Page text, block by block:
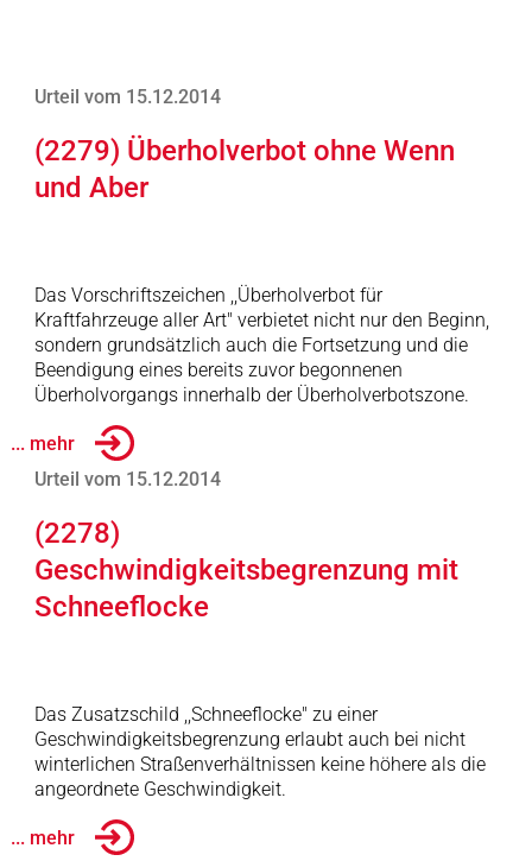
Urteil vom 15.12.2014
(2279) Überholverbot ohne Wenn
und Aber
Das Vorschriftszeichen ,,Überholverbot für
Kraftfahrzeuge aller Art" verbietet nicht nur den Beginn,
sondern grundsätzlich auch die Fortsetzung und die
Beendigung eines bereits zuvor begonnenen
Überholvorgangs innerhalb der Überholverbotszone.
... mehr
Urteil vom 15.12.2014
(2278)
Geschwindigkeitsbegrenzung mit
Schneeflocke
Das Zusatzschild ,,Schneeflocke" zu einer
Geschwindigkeitsbegrenzung erlaubt auch bei nicht
winterlichen Straßenverhältnissen keine höhere als die
angeordnete Geschwindigkeit.
... mehr